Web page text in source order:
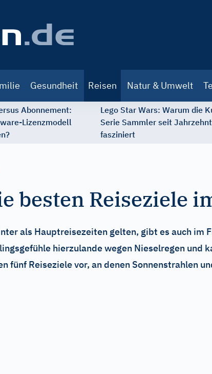
Gesundheit Reisen Natur & Umwelt
Abonnement:
Lizenzmodell
Lego Star Wars: Warum die
Serie Sammler seit
fasziniert
besten Reiseziele
als Hauptreisezeiten gelten, gibt es auch im
hierzulande wegen Nieselregen und
fünf Reiseziele vor, an denen Sonnenstrahlen